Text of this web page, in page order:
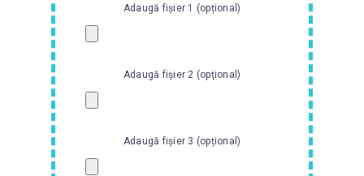
Adaugă fișier 1 (opțional)
Adaugă fișier 2 (opțional)
Adaugă fișier 3 (opțional)